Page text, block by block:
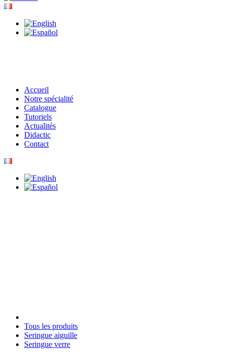
Accueil
Notre spécialité
Catalogue
Tutoriels
Actualités
Didactic
Contact
Tous les produits
Seringue aiguille
Seringue verre